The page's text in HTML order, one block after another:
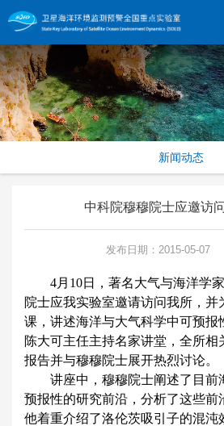
新闻动态
中科院穆穆院士应邀访
发布日期：2015-05-07
4月 10日，著名大气与海洋学
院士应我实验室邀请访问我所，并
课，讲述海洋与大气科学中可预报
陈大可主任主持名家讲堂，全所相
报告并与穆穆院士展开热烈讨论。
讲座中，穆穆院士阐述了目前
预报性的研究前沿，分析了这些前
他着重介绍了洛伦茨吸引子的混沌